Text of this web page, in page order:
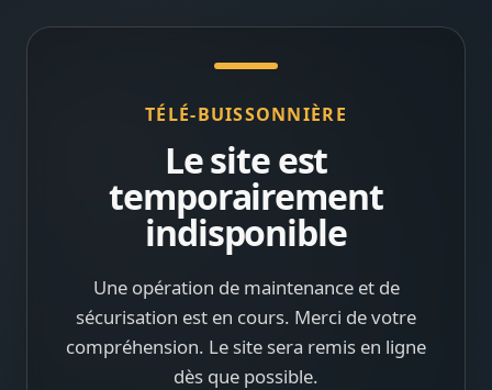
TÉLÉ-BUISSONNIÈRE
Le site est
temporairement
indisponible
Une opération de maintenance et de
sécurisation est en cours. Merci de votre
compréhension. Le site sera remis en ligne
dès que possible.